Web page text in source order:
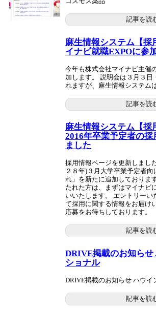
記事を読
麻生情報システム【採
イナビ就職EXPOに参
今年も株式会社マイナビ主催
加します。 説明会は３月３日
れますが、麻生情報システム
記事を読
麻生情報システム【採
2016年卒業予定者の採
ました
採用情報ページを更新しまし
２８年)３月大学卒業予定者
れ」を新たに追加しておりま
たれた方は、まずはマイナビ
いいたします。 エントリーい
て採用に関する情報をお届け
応募をお待ちしております。
記事を読
DRIVE掲載のお知らせ
ショナル
DRIVE掲載のお知らせ ハウイ
記事を読